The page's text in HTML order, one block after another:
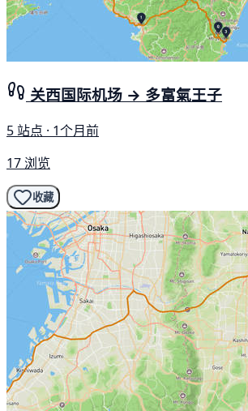
关西国际机场 → 多富氣王子
5 站点 · 1个月前
17 浏览
收藏